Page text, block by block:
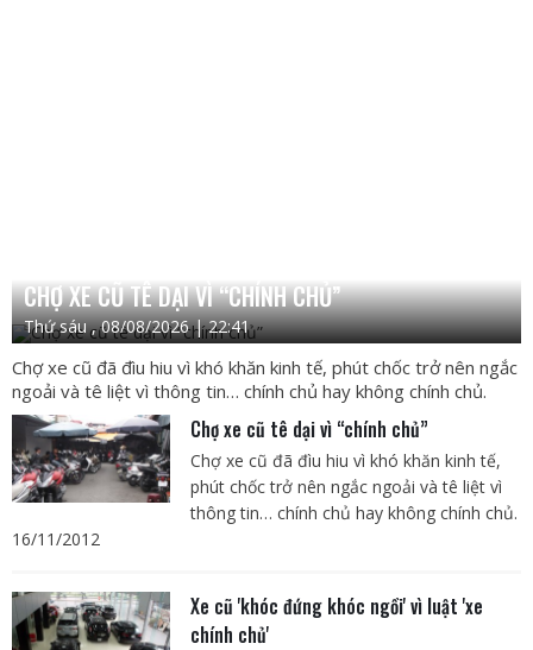
CHỢ XE CŨ TÊ DẠI VÌ “CHÍNH CHỦ”
Thứ sáu , 08/08/2026 | 22:41
Chợ xe cũ đã đìu hiu vì khó khăn kinh tế, phút chốc trở nên ngắc
ngoải và tê liệt vì thông tin… chính chủ hay không chính chủ.
Chợ xe cũ tê dại vì “chính chủ”
Chợ xe cũ đã đìu hiu vì khó khăn kinh tế,
phút chốc trở nên ngắc ngoải và tê liệt vì
thông tin… chính chủ hay không chính chủ.
16/11/2012
Xe cũ 'khóc đứng khóc ngồi' vì luật 'xe
chính chủ'